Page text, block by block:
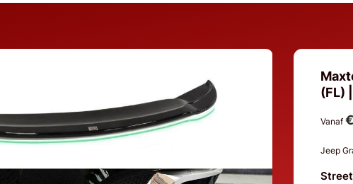
(FL)
Vanaf
Jeep